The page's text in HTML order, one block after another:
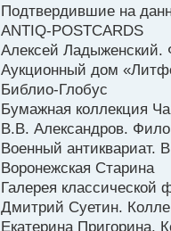
Подтвердившие на
ANTIQ-POSTCARDS
Алексей Ладыженский.
Аукционный дом
Библио-Глобус
Бумажная коллекция
В.В. Александров.
Военный антиквариат.
Воронежская Старина
Галерея классической
Дмитрий Суетин.
Екатерина Пригорина.